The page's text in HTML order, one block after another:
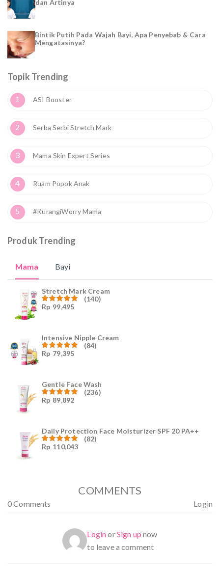
dan Artinya
Bintik Putih Pada Wajah Bayi, Apa Penyebab & Cara
Mengatasinya?
Topik Trending
1 ASI Booster
2 Serba Serbi Stretch Mark
3 Mama Skin Expert Series
4 Ruam Popok Anak
5 #KurangiWorry Mama
Produk Trending
Mama Bayi
Stretch Mark Cream
Dinilai
(140)
Rp 99,495
Intensive Nipple Cream
Dinilai
(84)
Rp 79,395
Gentle Face Wash
Dinilai
(236)
Rp 89,892
Daily Protection Face Moisturizer SPF 20 PA++
Dinilai
(82)
Rp 110,043
COMMENTS
0 Comments Login
LoginorSign up now
to leave a comment